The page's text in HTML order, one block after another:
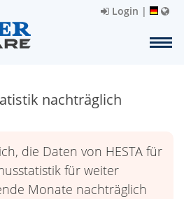
Login |
nachträglich
die Daten von HESTA für
für weiter
Monate nachträglich